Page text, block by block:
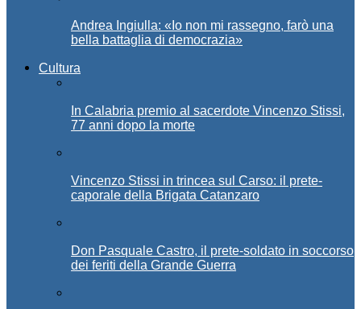
Andrea Ingiulla: «Io non mi rassegno, farò una
bella battaglia di democrazia»
Cultura
In Calabria premio al sacerdote Vincenzo Stissi,
77 anni dopo la morte
Vincenzo Stissi in trincea sul Carso: il prete-
caporale della Brigata Catanzaro
Don Pasquale Castro, il prete-soldato in soccorso
dei feriti della Grande Guerra